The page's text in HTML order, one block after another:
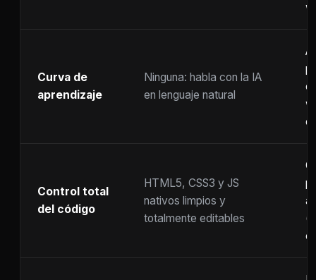
Curva de
aprendizaje
Ninguna: habla con la IA
en lenguaje natural
Control total
del código
HTML5, CSS3 y JS
nativos limpios y
totalmente editables